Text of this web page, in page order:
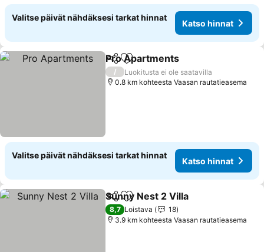
Valitse päivät nähdäksesi tarkat hinnat
Katso hinnat
Jaa Lisää suosikkeihin
Pro Apartments
/
Luokitusta ei ole saatavilla
0.8 km kohteesta Vaasan rautatieasema
Valitse päivät nähdäksesi tarkat hinnat
Katso hinnat
Jaa Lisää suosikkeihin
Sunny Nest 2 Villa
8,7 Loistava
18
3.9 km kohteesta Vaasan rautatieasema